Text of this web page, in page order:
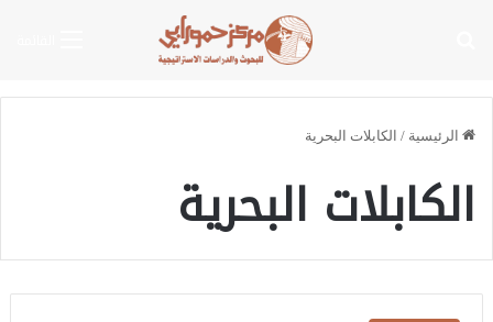
الرئيسية / الكابلات البحرية
الكابلات البحرية